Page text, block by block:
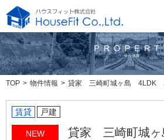
TOP 物件情報 貸家 三崎町城ヶ島 4LDK
賃貸 戸建
NEW
貸家 三崎町城